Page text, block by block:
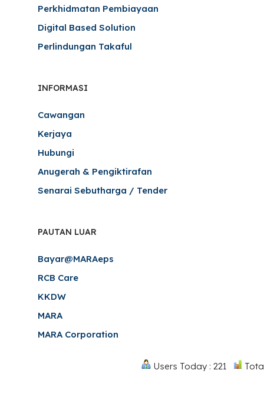
Users Today : 221
Perkhidmatan Pembiayaan
Digital Based Solution
Perlindungan Takaful
INFORMASI
Cawangan
Kerjaya
Hubungi
Anugerah & Pengiktirafan
Senarai Sebutharga / Tender
PAUTAN LUAR
Bayar@MARAeps
RCB Care
KKDW
MARA
MARA Corporation